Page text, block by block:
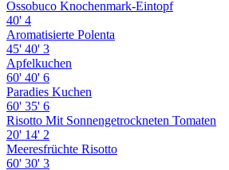
Ossobuco Knochenmark-Eintopf
40' 4
Aromatisierte Polenta
45' 40' 3
Apfelkuchen
60' 40' 6
Paradies Kuchen
60' 35' 6
Risotto Mit Sonnengetrockneten Tomaten
20' 14' 2
Meeresfrüchte Risotto
60' 30' 3